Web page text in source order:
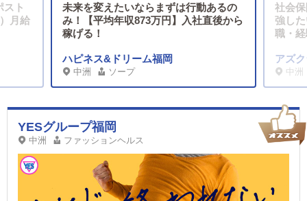
スト
月給
未来を変えたいならまずは行動あるの
み！【平均年収873万円】入社直後から
稼げる！
ハピネス&ドリーム福岡
中洲 ソープ
社会
強し
職・
アズ
中洲
YESグループ福岡
中洲 ファッションヘルス